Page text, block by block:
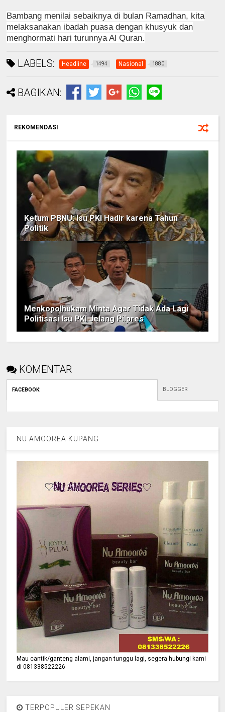
Bambang menilai sebaiknya di bulan Ramadhan, kita
melaksanakan ibadah puasa dengan khusyuk dan
menghormati hari turunnya Al Quran.
LABELS: Headline 1494 Nasional 1880
BAGIKAN:
REKOMENDASI
Ketum PBNU: Isu PKI Hadir karena Tahun
Politik
Menkopolhukam Minta Agar Tidak Ada Lagi
Politisasi Isu PKI Jelang Pilpres
KOMENTAR
FACEBOOK: BLOGGER
NU AMOOREA KUPANG
Mau cantik/ganteng alami, jangan tunggu lagi, segera hubungi kami
di 081338522226
TERPOPULER SEPEKAN